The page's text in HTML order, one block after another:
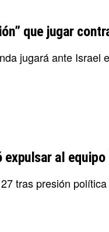
que jugar
jugará ante Israel
expulsar al
tras presión